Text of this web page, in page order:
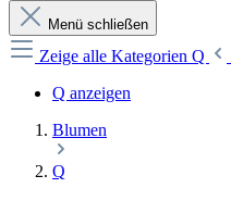
Menü schließen
Zeige alle Kategorien Q
Q anzeigen
Blumen
Q